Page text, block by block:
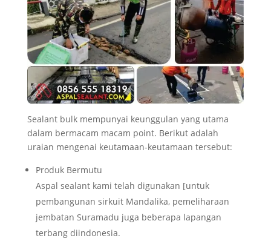
Sealant bulk mempunyai keunggulan yang utama
dalam bermacam macam point. Berikut adalah
uraian mengenai keutamaan-keutamaan tersebut:
Produk Bermutu
Aspal sealant kami telah digunakan [untuk
pembangunan sirkuit Mandalika, pemeliharaan
jembatan Suramadu juga beberapa lapangan
terbang diindonesia.